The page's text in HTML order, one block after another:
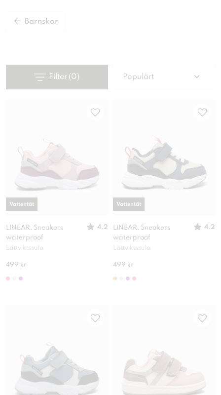
Barnskor
Filter (0) Populärt
LINEAR, Sneakers
waterproof
4.2
Lättviktssula
499 kr
Vattentät
LINEAR, Sneakers
waterproof
4.2
Lättviktssula
499 kr
Vattentät